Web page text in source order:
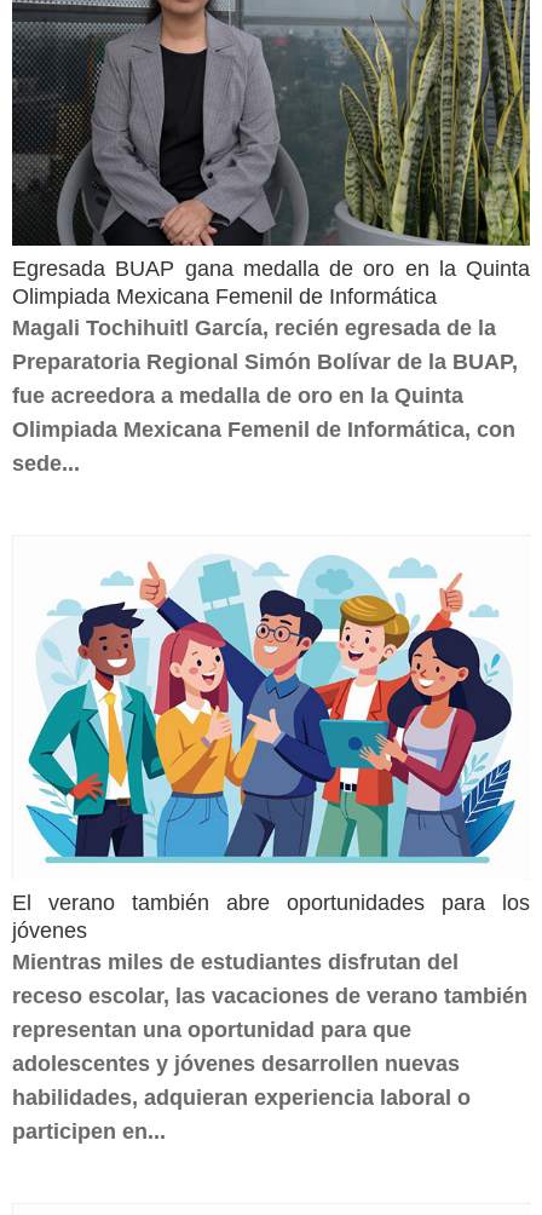
Egresada BUAP gana medalla de oro en la Quinta
Olimpiada Mexicana Femenil de Informática
Magali Tochihuitl García, recién egresada de la
Preparatoria Regional Simón Bolívar de la BUAP,
fue acreedora a medalla de oro en la Quinta
Olimpiada Mexicana Femenil de Informática, con
sede...
El verano también abre oportunidades para los
jóvenes
Mientras miles de estudiantes disfrutan del
receso escolar, las vacaciones de verano también
representan una oportunidad para que
adolescentes y jóvenes desarrollen nuevas
habilidades, adquieran experiencia laboral o
participen en...